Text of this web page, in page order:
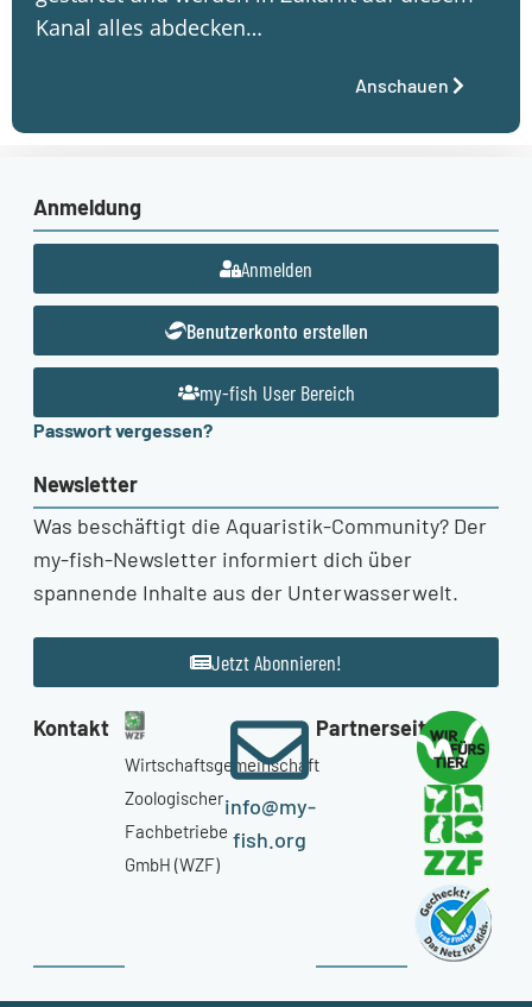
Kanal alles abdecken…
Anschauen
Anmeldung
Anmelden
Benutzerkonto erstellen
my-fish User Bereich
Passwort vergessen?
Newsletter
Was beschäftigt die Aquaristik-Community? Der
my-fish-Newsletter informiert dich über
spannende Inhalte aus der Unterwasserwelt.
Jetzt Abonnieren!
Kontakt
Wirtschaftsgemeinschaft
Zoologischer
Fachbetriebe
GmbH (WZF)
info@my-
fish.org
Partnerseiten